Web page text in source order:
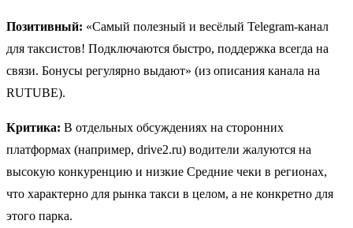
Позитивный: «Самый полезный и весёлый Telegram-канал
для таксистов! Подключаются быстро, поддержка всегда на
связи. Бонусы регулярно выдают» (из описания канала на
RUTUBE).
Критика: В отдельных обсуждениях на сторонних
платформах (например, drive2.ru) водители жалуются на
высокую конкуренцию и низкие Средние чеки в регионах,
что характерно для рынка такси в целом, а не конкретно для
этого парка.